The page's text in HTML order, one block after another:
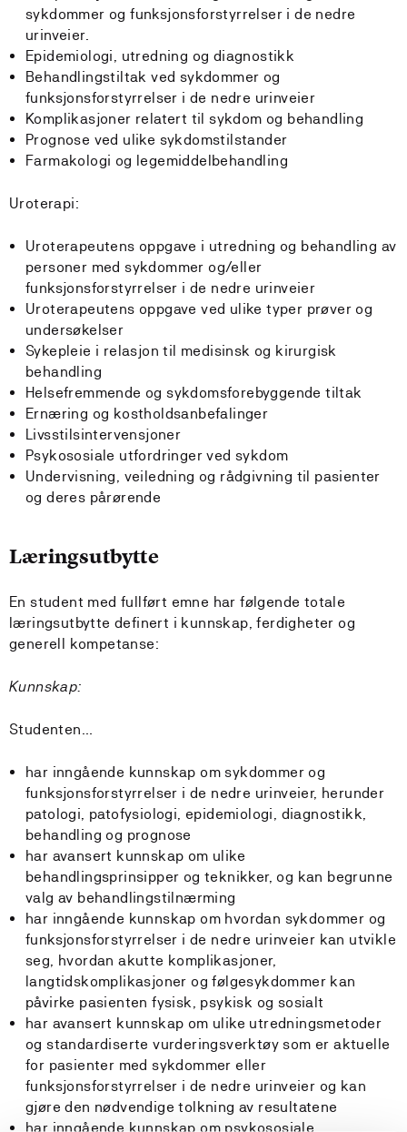
sykdommer og funksjonsforstyrrelser i de nedre
urinveier.
Epidemiologi, utredning og diagnostikk
Behandlingstiltak ved sykdommer og
funksjonsforstyrrelser i de nedre urinveier
Komplikasjoner relatert til sykdom og behandling
Prognose ved ulike sykdomstilstander
Farmakologi og legemiddelbehandling
Uroterapi:
Uroterapeutens oppgave i utredning og behandling av
personer med sykdommer og/eller
funksjonsforstyrrelser i de nedre urinveier
Uroterapeutens oppgave ved ulike typer prøver og
undersøkelser
Sykepleie i relasjon til medisinsk og kirurgisk
behandling
Helsefremmende og sykdomsforebyggende tiltak
Ernæring og kostholdsanbefalinger
Livsstilsintervensjoner
Psykososiale utfordringer ved sykdom
Undervisning, veiledning og rådgivning til pasienter
og deres pårørende
Læringsutbytte
En student med fullført emne har følgende totale
læringsutbytte definert i kunnskap, ferdigheter og
generell kompetanse:
Kunnskap:
Studenten…
har inngående kunnskap om sykdommer og
funksjonsforstyrrelser i de nedre urinveier, herunder
patologi, patofysiologi, epidemiologi, diagnostikk,
behandling og prognose
har avansert kunnskap om ulike
behandlingsprinsipper og teknikker, og kan begrunne
valg av behandlingstilnærming
har inngående kunnskap om hvordan sykdommer og
funksjonsforstyrrelser i de nedre urinveier kan utvikle
seg, hvordan akutte komplikasjoner,
langtidskomplikasjoner og følgesykdommer kan
påvirke pasienten fysisk, psykisk og sosialt
har avansert kunnskap om ulike utredningsmetoder
og standardiserte vurderingsverktøy som er aktuelle
for pasienter med sykdommer eller
funksjonsforstyrrelser i de nedre urinveier og kan
gjøre den nødvendige tolkning av resultatene
har inngående kunnskap om psykososiale